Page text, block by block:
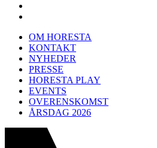
OM HORESTA
KONTAKT
NYHEDER
PRESSE
HORESTA PLAY
EVENTS
OVERENSKOMST
ÅRSDAG 2026